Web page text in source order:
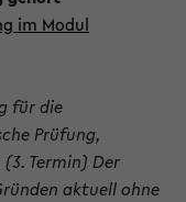
im Modul
für die
Prüfung,
Termin) Der
aktuell ohne